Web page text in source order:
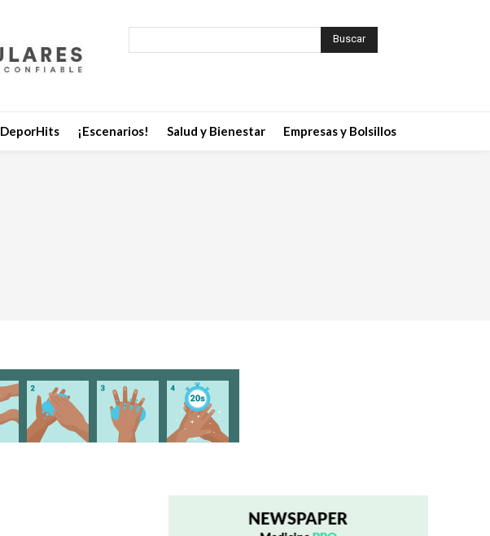
Buscar
DeporHits ¡Escenarios! Salud y Bienestar Empresas y Bolsillos